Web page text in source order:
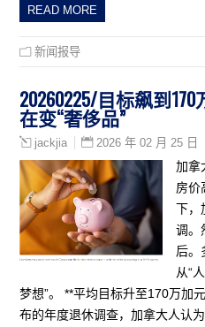
READ MORE
新闻报导
20260225/目标飙到
在变“奢侈品”
jackjia 2026 年 02 月 25 日
加拿
房价
下，
调。
后。
从“
梦想”。 **平均目标升至170万加
布的年度退休调查，加拿大人认